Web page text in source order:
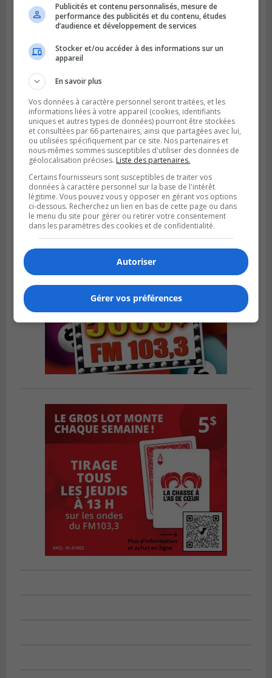
BOUCHERVILLE
Publié le 31 juillet 2026 à 06h57
Boucherville veut de la sécurité
ferroviaire sur son territoire
Publicités et contenu personnalisés, mesure de
performance des publicités et du contenu, études
d’audience et développement de services
Stocker et/ou accéder à des informations sur un
appareil
En savoir plus
Vos données à caractère personnel seront traitées, et les
informations liées à votre appareil (cookies, identifiants
uniques et autres types de données) pourront être stockées
et consultées par 66 partenaires, ainsi que partagées avec lui,
ou utilisées spécifiquement par ce site. Nos partenaires et
nous-mêmes sommes susceptibles d'utiliser des données de
géolocalisation précises. Liste des partenaires.
Certains fournisseurs sont susceptibles de traiter vos
données à caractère personnel sur la base de l'intérêt
légitime. Vous pouvez vous y opposer en gérant vos options
ci-dessous. Recherchez un lien en bas de cette page ou dans
le menu du site pour gérer ou retirer votre consentement
dans les paramètres des cookies et de confidentialité.
Autoriser
Gérer vos préférences